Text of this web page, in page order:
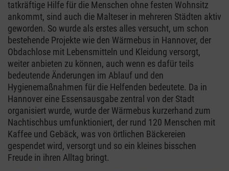
tatkräftige Hilfe für die Menschen ohne festen Wohnsitz
ankommt, sind auch die Malteser in mehreren Städten aktiv
geworden. So wurde als erstes alles versucht, um schon
bestehende Projekte wie den Wärmebus in Hannover, der
Obdachlose mit Lebensmitteln und Kleidung versorgt,
weiter anbieten zu können, auch wenn es dafür teils
bedeutende Änderungen im Ablauf und den
Hygienemaßnahmen für die Helfenden bedeutete. Da in
Hannover eine Essensausgabe zentral von der Stadt
organisiert wurde, wurde der Wärmebus kurzerhand zum
Nachtischbus umfunktioniert, der rund 120 Menschen mit
Kaffee und Gebäck, was von örtlichen Bäckereien
gespendet wird, versorgt und so ein kleines bisschen
Freude in ihren Alltag bringt.